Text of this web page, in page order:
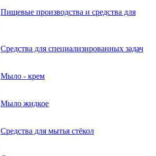
Пищевые производства и средства для
Средства для специализированных задач
Мыло - крем
Мыло жидкое
Средства для мытья стёкол